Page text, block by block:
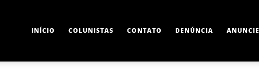
INÍCIO COLUNISTAS CONTATO DENÚNCIA ANUNCIE